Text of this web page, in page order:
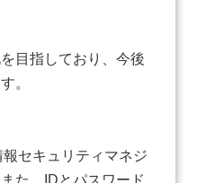
目指しており、今後
。
セキュリティマネジ
た、IDとパスワード